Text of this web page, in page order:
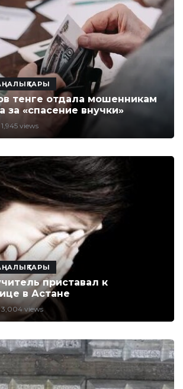
тенге отдала мошенникам
за «спасение внучки»
1,945 views
приставал к
в Астане
3,004 views